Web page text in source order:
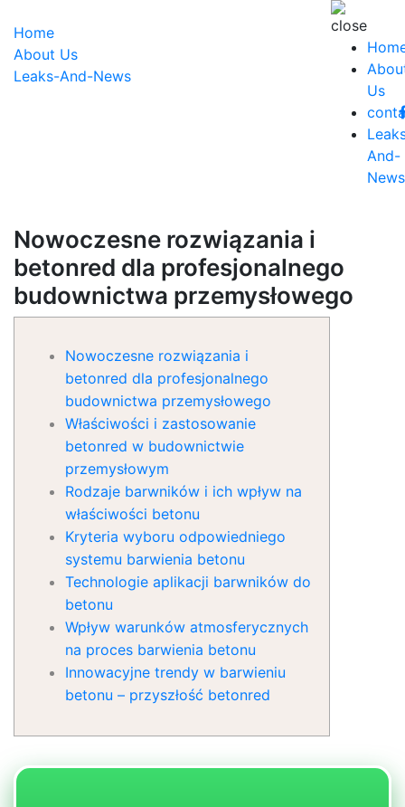
Us
And-
News
Home
About Us
Leaks-And-News
Nowoczesne rozwiązania i
betonred dla profesjonalnego
budownictwa przemysłowego
Nowoczesne rozwiązania i
betonred dla profesjonalnego
budownictwa przemysłowego
Właściwości i zastosowanie
betonred w budownictwie
przemysłowym
Rodzaje barwników i ich wpływ na
właściwości betonu
Kryteria wyboru odpowiedniego
systemu barwienia betonu
Technologie aplikacji barwników do
betonu
Wpływ warunków atmosferycznych
na proces barwienia betonu
Innowacyjne trendy w barwieniu
betonu – przyszłość betonred